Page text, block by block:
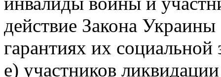
действие Закона
гарантиях их
е) участников